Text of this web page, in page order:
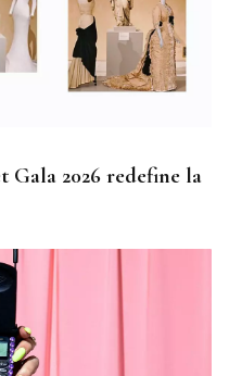
Gala 2026 redefine la